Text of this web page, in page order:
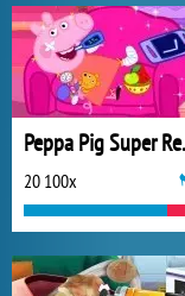
20 100x